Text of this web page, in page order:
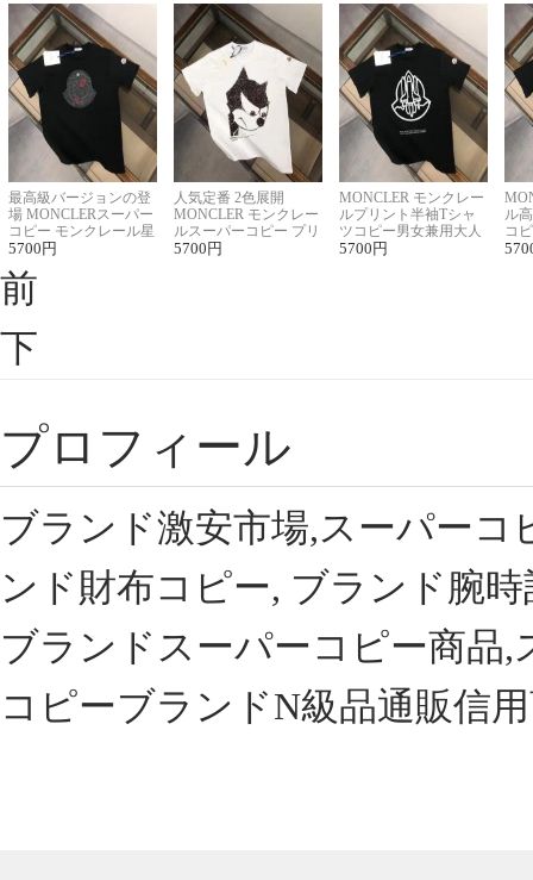
最高級バージョンの登
場 MONCLERスーパー
コピー モンクレール星
座半袖Tシャツ
5700 円
人気定番 2色展開
MONCLER モンクレー
ルスーパーコピー プリ
ント半袖Tシャツ
5700 円
MONCLER モンクレー
ルプリント半袖Tシャ
ツコピー男女兼用大人
可愛い春夏コーデ
5700 円
ル
コ
ィ
前
下
プロフィール
ブランド激安市場,スーパー
ンド財布コピー, ブランド腕
ブランドスーパーコピー商品
コピーブランドN級品通販信